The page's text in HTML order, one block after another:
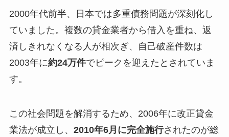
2000年代前半、日本では多重債務問題が深刻化し
ていました。複数の貸金業者から借入を重ね、返
済しきれなくなる人が相次ぎ、自己破産件数は
2003年に約24万件でピークを迎えたとされていま
す。
この社会問題を解消するため、2006年に改正貸金
業法が成立し、 2010年6月に完全施行されたのが総